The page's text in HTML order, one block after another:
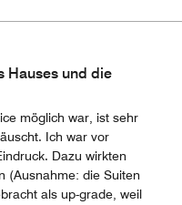
Hauses und die
möglich war, ist sehr
Ich war vor
Dazu wirkten
(Ausnahme: die Suiten
als up-grade, weil